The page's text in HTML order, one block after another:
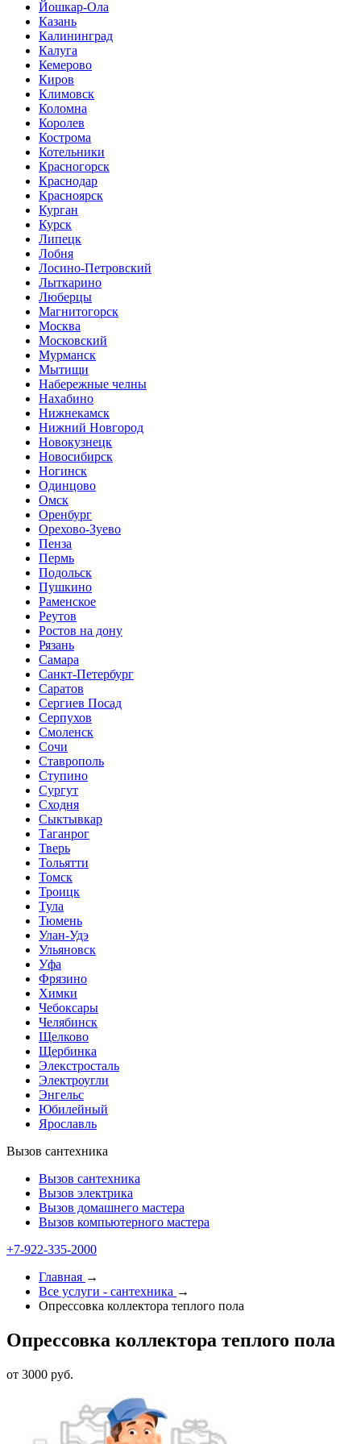
Йошкар-Ола
Казань
Калининград
Калуга
Кемерово
Киров
Климовск
Коломна
Королев
Кострома
Котельники
Красногорск
Краснодар
Красноярск
Курган
Курск
Липецк
Лобня
Лосино-Петровский
Лыткарино
Люберцы
Магнитогорск
Москва
Московский
Мурманск
Мытищи
Набережные челны
Нахабино
Нижнекамск
Нижний Новгород
Новокузнецк
Новосибирск
Ногинск
Одинцово
Омск
Оренбург
Орехово-Зуево
Пенза
Пермь
Подольск
Пушкино
Раменское
Реутов
Ростов на дону
Рязань
Самара
Санкт-Петербург
Саратов
Сергиев Посад
Серпухов
Смоленск
Сочи
Ставрополь
Ступино
Сургут
Сходня
Сыктывкар
Таганрог
Тверь
Тольятти
Томск
Троицк
Тула
Тюмень
Улан-Удэ
Ульяновск
Уфа
Фрязино
Химки
Чебоксары
Челябинск
Щелково
Щербинка
Элекстросталь
Электроугли
Энгельс
Юбилейный
Ярославль
Вызов сантехника
Вызов сантехника
Вызов электрика
Вызов домашнего мастера
Вызов компьютерного мастера
+7-922-335-1000
Главная →
Все услуги - cантехника →
Опрессовка коллектора теплого пола
Опрессовка коллектора теплого пола
от 3000 руб.